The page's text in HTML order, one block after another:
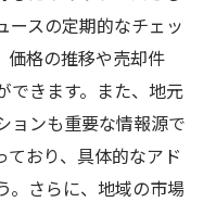
ースの定期的なチェッ
価格の推移や売却件
できます。また、地元
ョンも重要な情報源で
ており、具体的なアド
。さらに、地域の市場